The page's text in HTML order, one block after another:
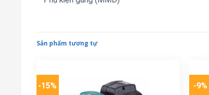
Sản phẩm tương tự
-15% -9%